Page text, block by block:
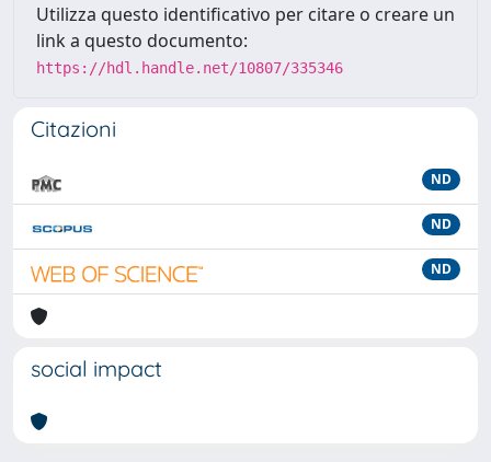
Utilizza questo identificativo per citare o creare un
link a questo documento:
https://hdl.handle.net/10807/335346
Citazioni
ND
ND
ND
social impact